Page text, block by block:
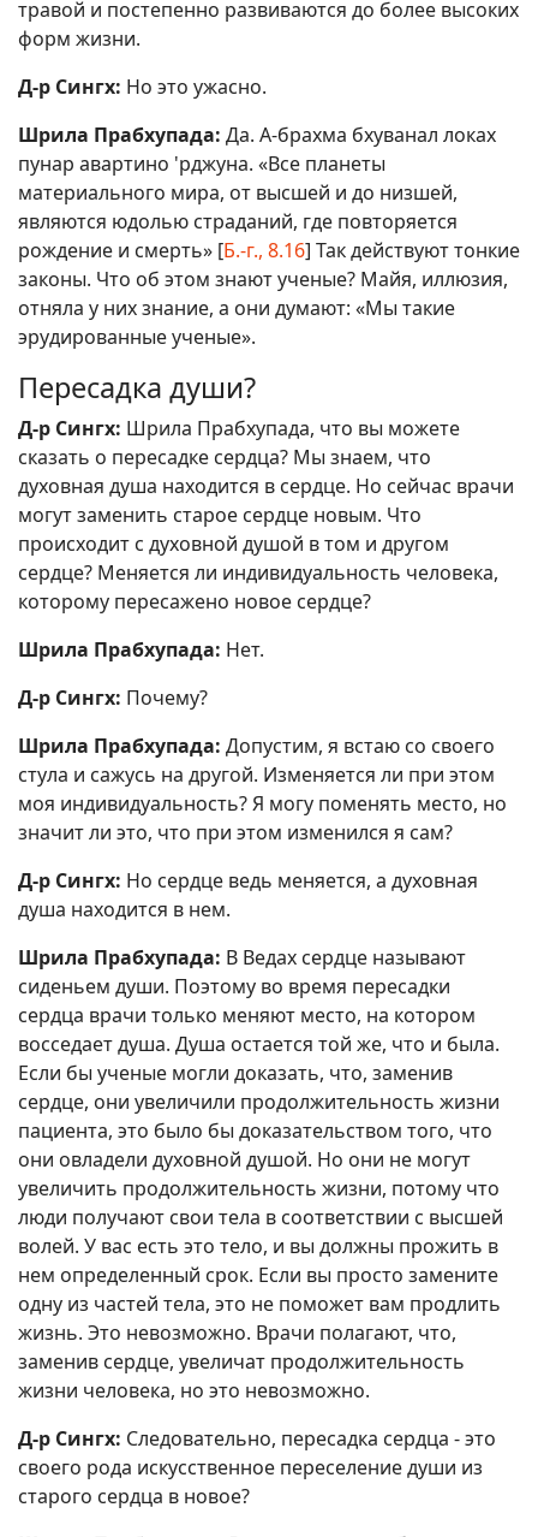
травой и постепенно развиваются до более высоких
форм жизни.
Д-р Сингх: Но это ужасно.
Шрила Прабхупада: Да. А-брахма бхуванал локах
пунар авартино 'рджуна. «Все планеты
материального мира, от высшей и до низшей,
являются юдолью страданий, где повторяется
рождение и смерть» [Б.-г., 8.16] Так действуют тонкие
законы. Что об этом знают ученые? Майя, иллюзия,
отняла у них знание, а они думают: «Мы такие
эрудированные ученые».
Пересадка души?
Д-р Сингх: Шрила Прабхупада, что вы можете
сказать о пересадке сердца? Мы знаем, что
духовная душа находится в сердце. Но сейчас врачи
могут заменить старое сердце новым. Что
происходит с духовной душой в том и другом
сердце? Меняется ли индивидуальность человека,
которому пересажено новое сердце?
Шрила Прабхупада: Нет.
Д-р Сингх: Почему?
Шрила Прабхупада: Допустим, я встаю со своего
стула и сажусь на другой. Изменяется ли при этом
моя индивидуальность? Я могу поменять место, но
значит ли это, что при этом изменился я сам?
Д-р Сингх: Но сердце ведь меняется, а духовная
душа находится в нем.
Шрила Прабхупада: В Ведах сердце называют
сиденьем души. Поэтому во время пересадки
сердца врачи только меняют место, на котором
восседает душа. Душа остается той же, что и была.
Если бы ученые могли доказать, что, заменив
сердце, они увеличили продолжительность жизни
пациента, это было бы доказательством того, что
они овладели духовной душой. Но они не могут
увеличить продолжительность жизни, потому что
люди получают свои тела в соответствии с высшей
волей. У вас есть это тело, и вы должны прожить в
нем определенный срок. Если вы просто замените
одну из частей тела, это не поможет вам продлить
жизнь. Это невозможно. Врачи полагают, что,
заменив сердце, увеличат продолжительность
жизни человека, но это невозможно.
Д-р Сингх: Следовательно, пересадка сердца - это
своего рода искусственное переселение души из
старого сердца в новое?